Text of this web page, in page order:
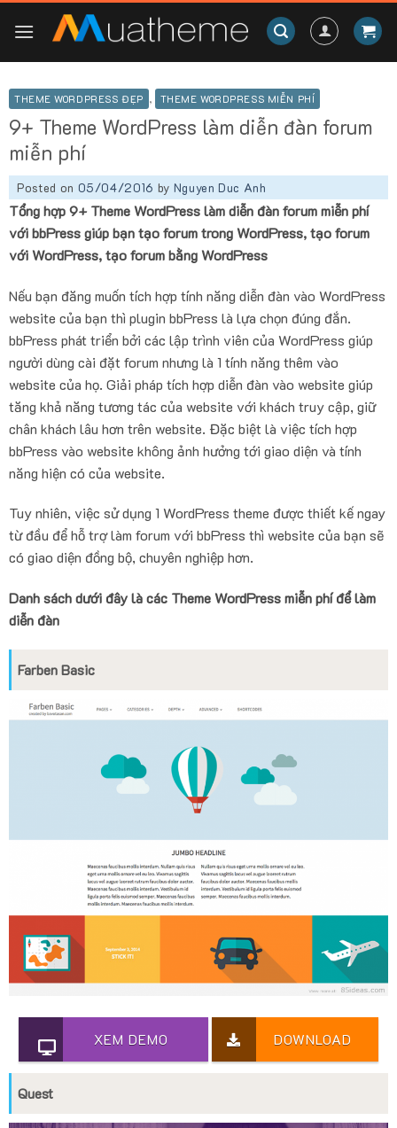
THEME WORDPRESS ĐẸP , THEME WORDPRESS MIỄN PHÍ
9+ Theme WordPress làm diễn đàn forum
miễn phí
Posted on 05/04/2016 by Nguyen Duc Anh
Tổng hợp 9+ Theme WordPress làm diễn đàn forum miễn phí
với bbPress giúp bạn tạo forum trong WordPress, tạo forum
với WordPress, tạo forum bằng WordPress
Nếu bạn đăng muốn tích hợp tính năng diễn đàn vào WordPress
website của bạn thì plugin bbPress là lựa chọn đúng đắn.
bbPress phát triển bởi các lập trình viên của WordPress giúp
người dùng cài đặt forum nhưng là 1 tính năng thêm vào
website của họ. Giải pháp tích hợp diễn đàn vào website giúp
tăng khả năng tương tác của website với khách truy cập, giữ
chân khách lâu hơn trên website. Đặc biệt là việc tích hợp
bbPress vào website không ảnh hưởng tới giao diện và tính
năng hiện có của website.
Tuy nhiên, việc sử dụng 1 WordPress theme được thiết kế ngay
từ đầu để hỗ trợ làm forum với bbPress thì website của bạn sẽ
có giao diện đồng bộ, chuyên nghiệp hơn.
Danh sách dưới đây là các Theme WordPress miễn phí để làm
diễn đàn
Farben Basic
XEM DEMO DOWNLOAD
Quest